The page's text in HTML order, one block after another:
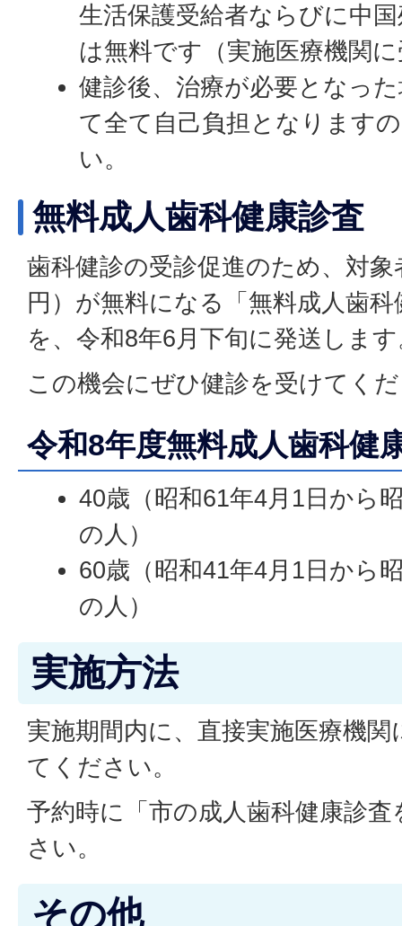
生活保護受給者ならびに中
は無料です（実施医療機関
健診後、治療が必要となっ
て全て自己負担となります
い。
無料成人歯科健康診査
歯科健診の受診促進のため、対
円）が無料になる「無料成人歯
を、令和8年6月下旬に発送しま
この機会にぜひ健診を受けてく
令和8年度無料成人歯科健
40歳（昭和61年4月1日から
の人）
60歳（昭和41年4月1日から
の人）
実施方法
実施期間内に、直接実施医療機
てください。
予約時に「市の成人歯科健康診
さい。
その他